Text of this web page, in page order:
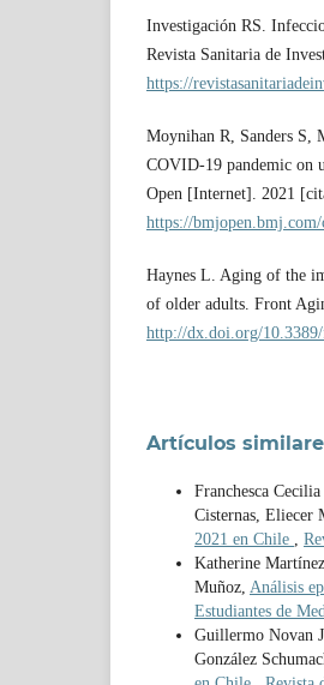
Investigación RS.
Revista Sanitaria de
https://
Moynihan R, Sanders
COVID-19 pandemic on
Open [Internet]. 2021
https://
Haynes L. Aging of the
of older adults. Front
http://dx.doi.org/
Artículos
Franchesca
Cisternas, Eliecer
2021 en Chile ,
Katherine
Muñoz, Análisis
Estudiantes de
Guillermo Novan
González